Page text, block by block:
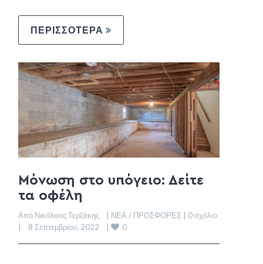
ΠΕΡΙΣΣΟΤΕΡΑ
Μόνωση στο υπόγειο: Δείτε
τα οφέλη
Από Νικόλαος Τερζάκης    | ΝΕΑ / ΠΡΟΣΦΟΡΕΣ | 0 σχόλιο
|    8 Σεπτεμβρίου, 2022    |
0